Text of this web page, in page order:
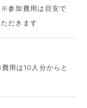
参加費用は目安で
だきます
用は10人分からと